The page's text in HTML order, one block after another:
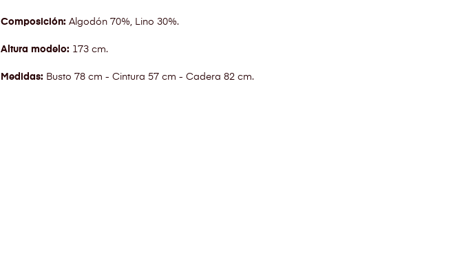
Composición: Algodón 70%, Lino 30%.
Altura modelo: 173 cm.
Medidas: Busto 78 cm - Cintura 57 cm - Cadera 82 cm.